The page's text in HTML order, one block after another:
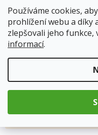
Používáme cookies,
prohlížení webu a díky
zlepšovali jeho
informací.
Skladem
dodávašemu tělu
Navíc je bez lepku a